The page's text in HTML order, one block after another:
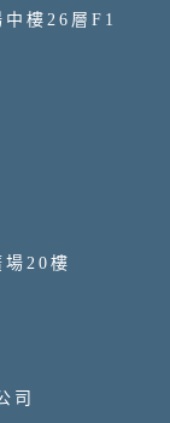
樓26層F1
20樓
司